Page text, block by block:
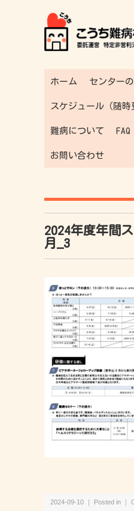
ホーム センター
スケジュール（随時
難病について FAQ
お問い合わせ
2024年度年間
月_3
2024-09-10 ｜ Posted in ｜